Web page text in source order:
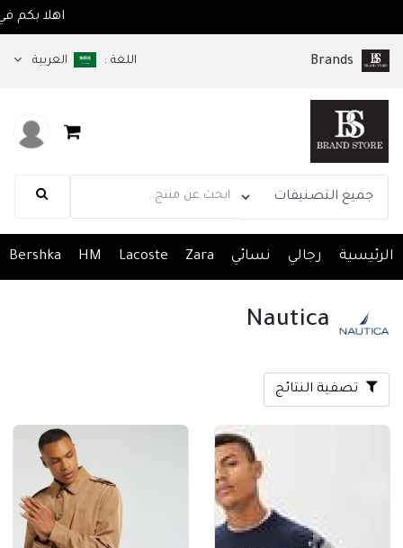
Brands اللغة : العربية
الرئيسية رجالي نسائي Zara
Lacoste
HM
Bershka
Nautica
تصفية النتائج